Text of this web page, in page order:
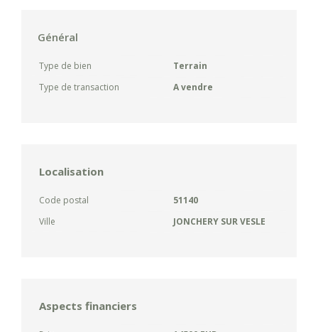
Général
Type de bien
Terrain
Type de transaction
A vendre
Localisation
Code postal
51140
Ville
JONCHERY SUR VESLE
Aspects financiers